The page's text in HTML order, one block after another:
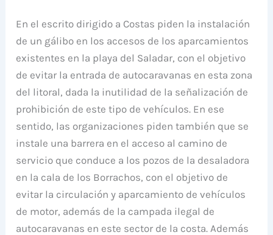
En el escrito dirigido a Costas piden la instalación
de un gálibo en los accesos de los aparcamientos
existentes en la playa del Saladar, con el objetivo
de evitar la entrada de autocaravanas en esta zona
del litoral, dada la inutilidad de la señalización de
prohibición de este tipo de vehículos. En ese
sentido, las organizaciones piden también que se
instale una barrera en el acceso al camino de
servicio que conduce a los pozos de la desaladora
en la cala de los Borrachos, con el objetivo de
evitar la circulación y aparcamiento de vehículos
de motor, además de la campada ilegal de
autocaravanas en este sector de la costa. Además